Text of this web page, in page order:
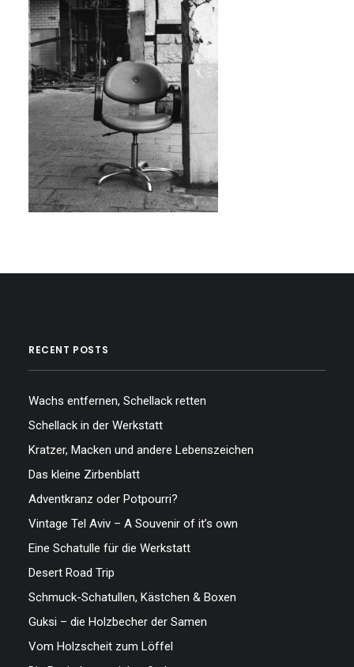
RECENT POSTS
Wachs entfernen, Schellack retten
Schellack in der Werkstatt
Kratzer, Macken und andere Lebenszeichen
Das kleine Zirbenblatt
Adventkranz oder Potpourri?
Vintage Tel Aviv – A Souvenir of it’s own
Eine Schatulle für die Werkstatt
Desert Road Trip
Schmuck-Schatullen, Kästchen & Boxen
Guksi – die Holzbecher der Samen
Vom Holzscheit zum Löffel